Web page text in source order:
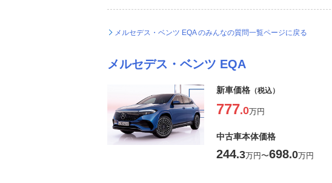
メルセデス・ベンツ EQA のみんなの質問一覧ページに戻る
メルセデス・ベンツ EQA
新車価格 （税込）
777.0万円
中古車本体価格
244.3万円〜698.0万円